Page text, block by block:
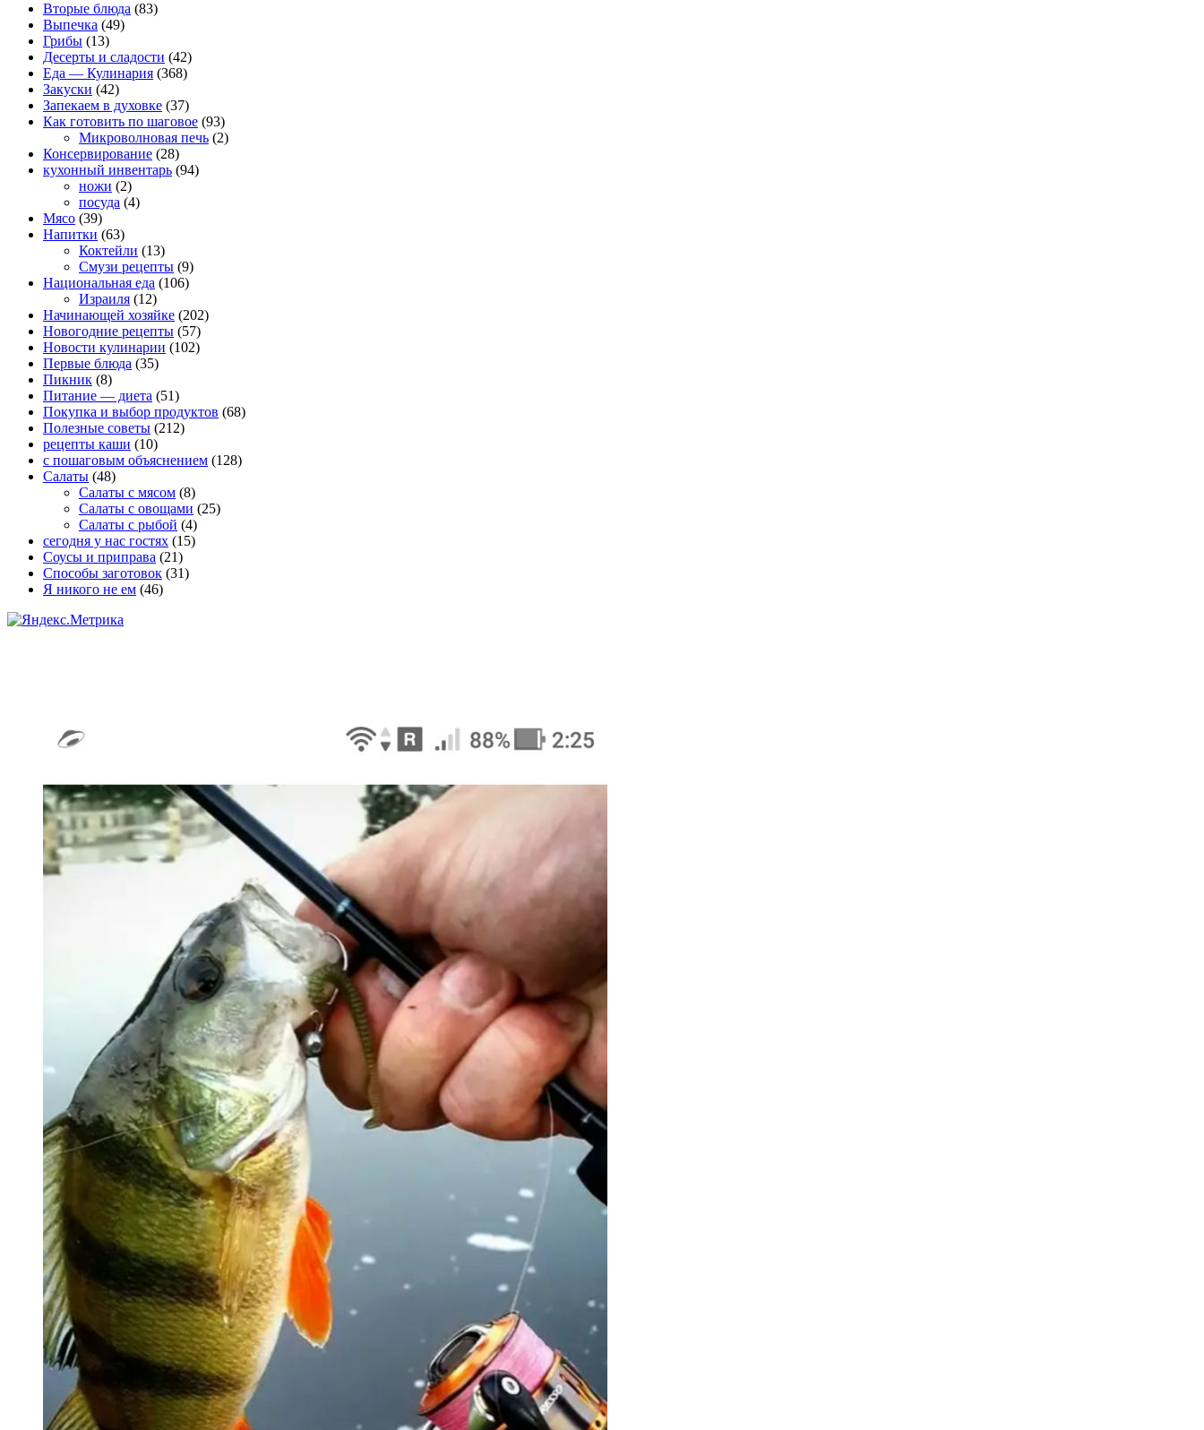
Вторые блюда (83)
Выпечка (49)
Грибы (13)
Десерты и сладости (42)
Еда — Кулинария (368)
Закуски (42)
Запекаем в духовке (37)
Как готовить по шаговое (93)
Микроволновая печь (2)
Консервирование (28)
кухонный инвентарь (94)
ножи (2)
посуда (4)
Мясо (39)
Напитки (63)
Коктейли (13)
Смузи рецепты (9)
Национальная еда (106)
Израиля (12)
Начинающей хозяйке (202)
Новогодние рецепты (57)
Новости кулинарии (102)
Первые блюда (35)
Пикник (8)
Питание — диета (51)
Покупка и выбор продуктов (68)
Полезные советы (212)
рецепты каши (10)
с пошаговым объяснением (128)
Салаты (48)
Салаты с мясом (8)
Салаты с овощами (25)
Салаты с рыбой (4)
сегодня у нас гостях (15)
Соусы и приправа (21)
Способы заготовок (31)
Я никого не ем (46)